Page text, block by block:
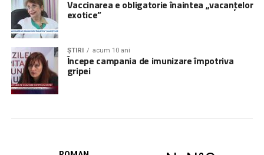
Vaccinarea e obligatorie înaintea „vacanțelor
exotice”
ȘTIRI acum 10 ani
Începe campania de imunizare împotriva
gripei